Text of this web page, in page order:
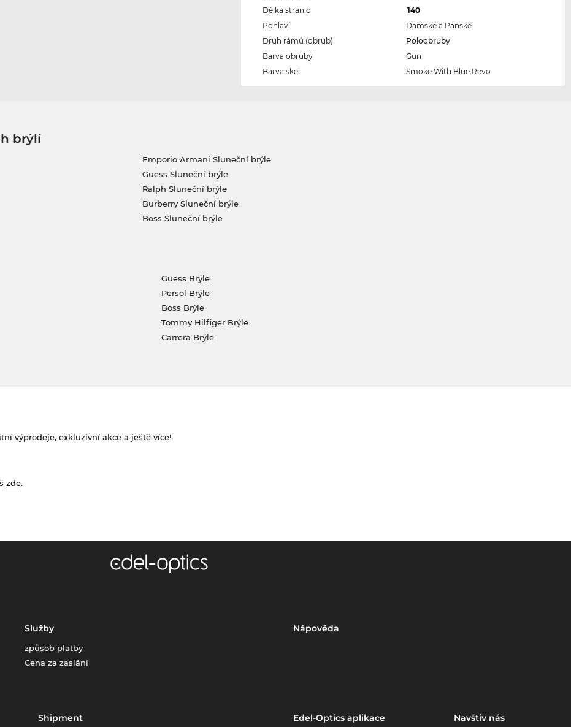
Délka stranic
140
Pohlaví
Dámské a Pánské
Druh rámů (obrub)
Poloobruby
Barva obruby
Gun
Barva skel
Smoke With Blue Revo
brýlí
Emporio Armani Sluneční brýle
Guess Sluneční brýle
Ralph Sluneční brýle
Burberry Sluneční brýle
Boss Sluneční brýle
Guess Brýle
Persol Brýle
Boss Brýle
Tommy Hilfiger Brýle
Carrera Brýle
výprodeje, exkluzivní akce a ještě více!
zde.
Služby
způsob platby
Cena za zaslání
Nápověda
Shipment Edel-Optics aplikace Navštiv nás